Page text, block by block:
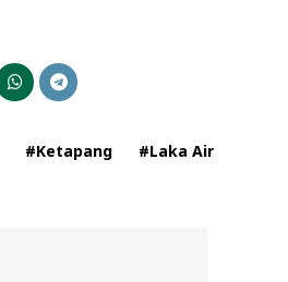
#Ketapang
#Laka Air